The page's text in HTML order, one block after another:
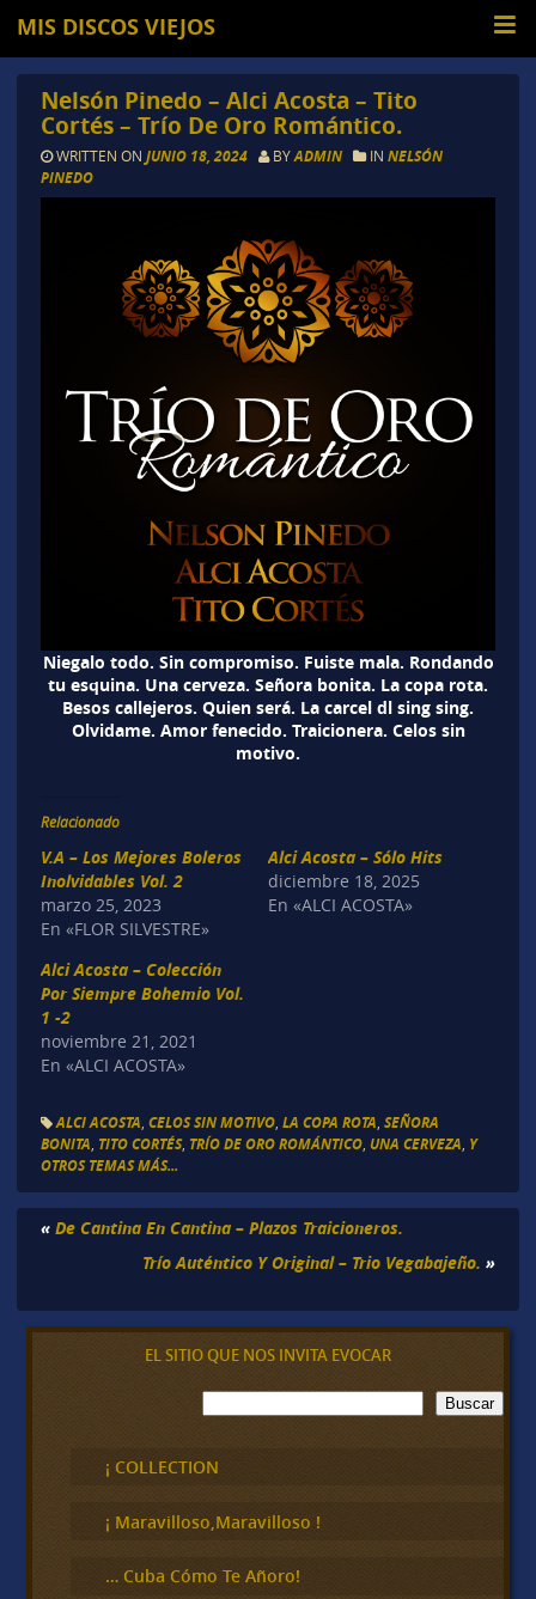
MIS DISCOS VIEJOS
Nelsón Pinedo – Alci Acosta – Tito
Cortés – Trío De Oro Romántico.
WRITTEN ON JUNIO 18, 2024 BYADMIN IN NELSÓN
PINEDO
Niegalo todo. Sin compromiso. Fuiste mala. Rondando
tu esquina. Una cerveza. Señora bonita. La copa rota.
Besos callejeros. Quien será. La carcel dl sing sing.
Olvidame. Amor fenecido. Traicionera. Celos sin
motivo.
Relacionado
V.A – Los Mejores Boleros
Inolvidables Vol. 2
marzo 25, 2023
En «FLOR SILVESTRE»
Alci Acosta – Sólo Hits
diciembre 18, 2025
En «ALCI ACOSTA»
Alci Acosta – Colección
Por Siempre Bohemio Vol.
1 -2
noviembre 21, 2021
En «ALCI ACOSTA»
ALCI ACOSTA CELOS SIN MOTIVO, LA COPA ROTA SEÑORA
BONITA TITO CORTÉS, TRÍO DE ORO ROMÁNTICO, UNA CERVEZA Y
OTROS TEMAS MÁS...
« De Cantina En Cantina – Plazos Traicioneros.
Trío Auténtico Y Original – Trio Vegabajeño. »
EL SITIO QUE NOS INVITA EVOCAR
B
u
c
a
Buscar
¡ COLLECTION
¡ Maravilloso,Maravilloso !
… Cuba Cómo Te Añoro!